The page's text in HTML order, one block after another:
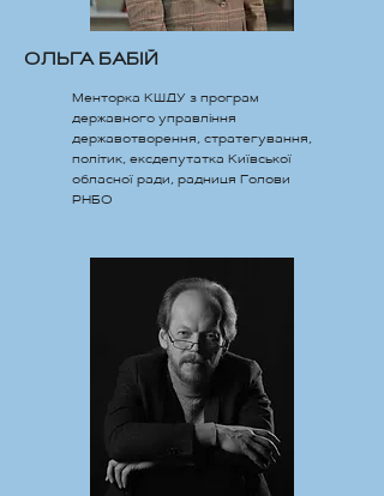
ОЛЬГА БАБІЙ
Менторка КШДУ з програм
державного управління
державотворення, стратегування,
політик, ексдепутатка Київської
обласної ради, радниця Голови
РНБО